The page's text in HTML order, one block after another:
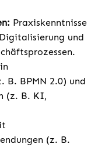
Praxiskenntnisse
und
B. BPMN 2.0) und
(z. B. KI,
(z. B.